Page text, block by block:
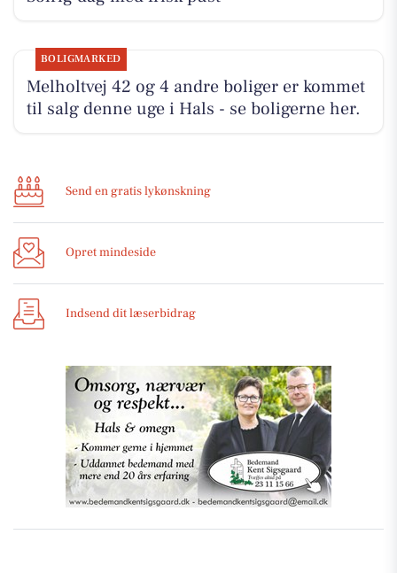
BOLIGMARKED
Melholtvej 42 og 4 andre boliger er kommet
til salg denne uge i Hals - se boligerne her.
Send en gratis lykønskning
Opret mindeside
Indsend dit læserbidrag